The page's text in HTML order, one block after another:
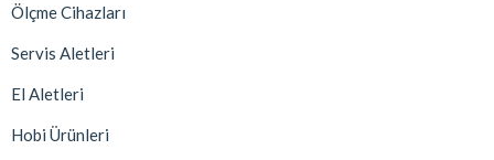
Ölçme Cihazları
Servis Aletleri
El Aletleri
Hobi Ürünleri